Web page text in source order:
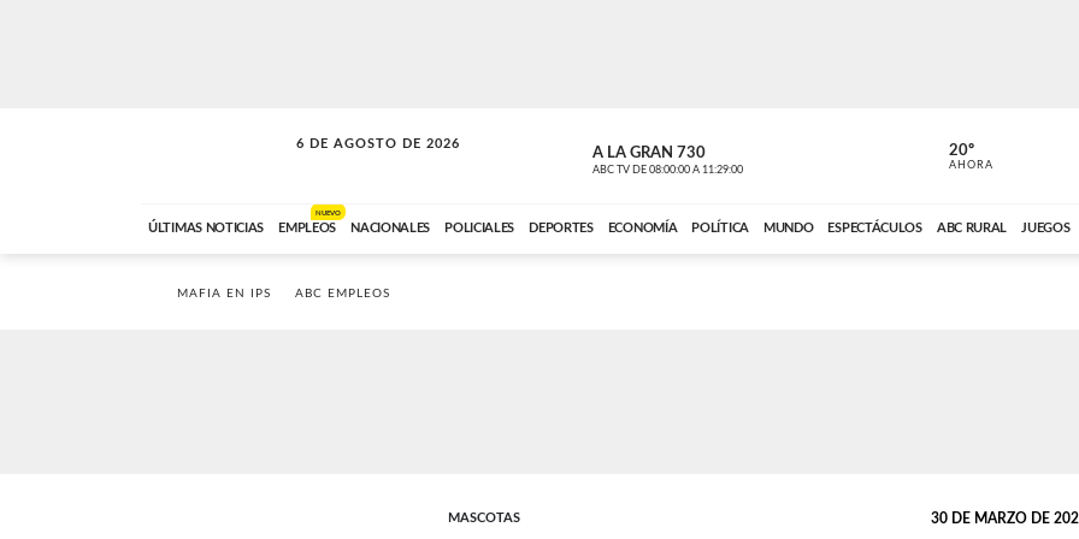
6 DE AGOSTO DE 2026
LA INCONDICIONAL A LA GRAN 730
ABC TV DE 08:00:00 A 11:29:00 ABC CARDINAL
20º
AHORA
ÚLTIMAS NOTICIAS EMPLEOS
NUEVO
NACIONALES POLICIALES DEPORTES ECONOMÍA POLÍTICA MUNDO ESPECTÁCULOS ABC RURAL JUEGOS
MAFIA EN IPS ABC EMPLEOS
MASCOTAS 30 DE MARZO DE